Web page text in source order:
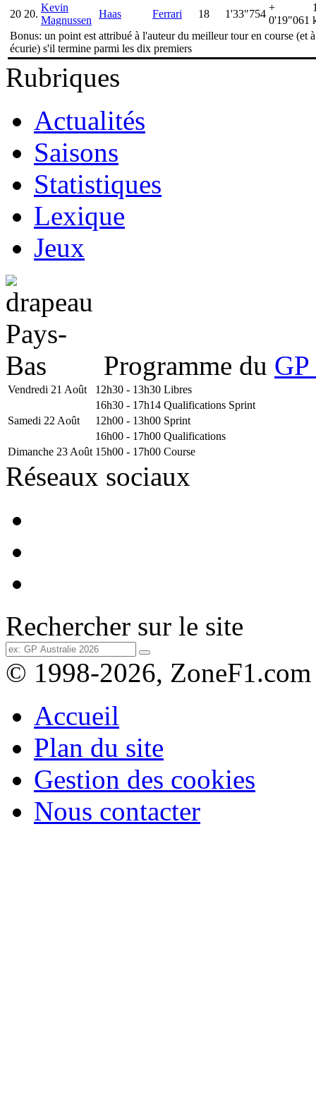
20 20.
Kevin
Magnussen
Haas Ferrari 18 1'33"754
+
0'19"061
Bonus: un point est attribué à l'auteur du meilleur tour en course (et
écurie) s'il termine parmi les dix premiers
Rubriques
Actualités
Saisons
Statistiques
Lexique
Jeux
Programme du
Vendredi 21 Août 12h30 - 13h30 Libres
16h30 - 17h14 Qualifications Sprint
Samedi 22 Août
12h00 - 13h00 Sprint
16h00 - 17h00 Qualifications
Dimanche 23 Août 15h00 - 17h00 Course
Réseaux sociaux
Rechercher sur le site
© 1998-2026, ZoneF1.com
Accueil
Plan du site
Gestion des cookies
Nous contacter